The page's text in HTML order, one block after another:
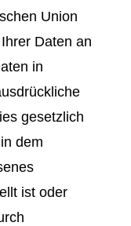
Union
Daten an
in
gesetzlich
dem
ist oder